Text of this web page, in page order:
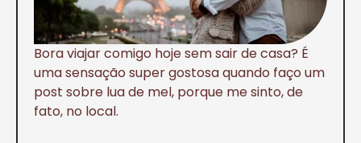
Bora viajar comigo hoje sem sair de casa? É
uma sensação super gostosa quando faço um
post sobre lua de mel, porque me sinto, de
fato, no local.